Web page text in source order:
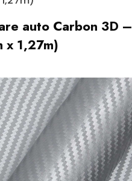
auto Carbon 3D –
x 1,27m)